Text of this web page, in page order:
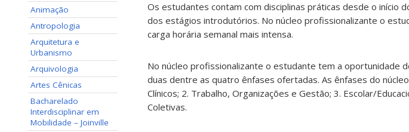
Animação
Antropologia
Arquitetura e
Urbanismo
Arquivologia
Artes Cênicas
Bacharelado
Interdisciplinar em
Mobilidade – Joinville
Os estudantes contam com disciplinas práticas desde o início
dos estágios introdutórios. No núcleo profissionalizante o
carga horária semanal mais intensa.
No núcleo profissionalizante o estudante tem a oportunidade
duas dentre as quatro ênfases ofertadas. As ênfases do
Clínicos; 2. Trabalho, Organizações e Gestão; 3. Escolar/
Coletivas.